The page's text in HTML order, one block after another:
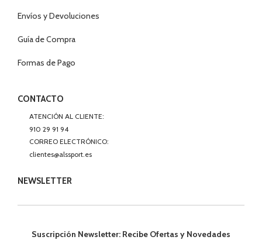
Envíos y Devoluciones
Guía de Compra
Formas de Pago
CONTACTO
ATENCIÓN AL CLIENTE:
910 29 91 94
CORREO ELECTRÓNICO:
clientes@alssport.es
NEWSLETTER
Suscripción Newsletter: Recibe Ofertas y Novedades